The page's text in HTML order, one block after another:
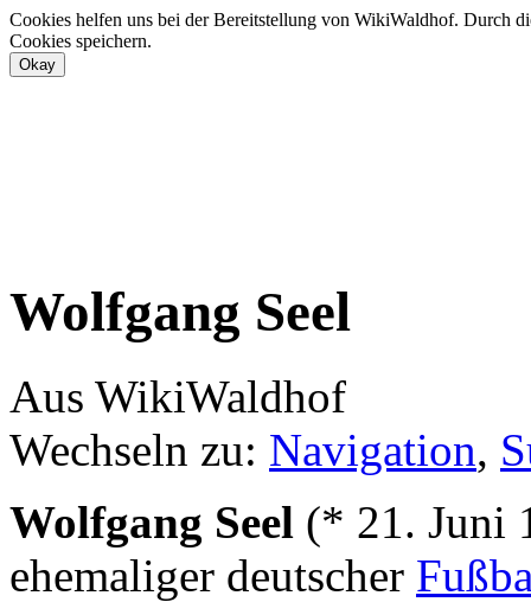
Cookies helfen uns bei der Bereitstellung von WikiWaldhof. Durch
Cookies speichern.
Wolfgang Seel
Aus WikiWaldhof
Wechseln zu: Navigation,
Wolfgang Seel (* 21. Juni
ehemaliger deutscher